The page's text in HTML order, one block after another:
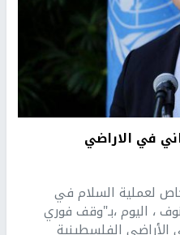
في الاراضي
لعملية السلام في
، اليوم ،بـ"وقف فوري
الأراضي الفلسطينية